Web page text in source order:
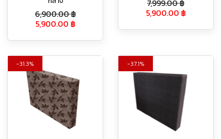
6,900.00฿
5,900.00 ฿
7,999.00฿
5,900.00 ฿
31.3% 37.1%